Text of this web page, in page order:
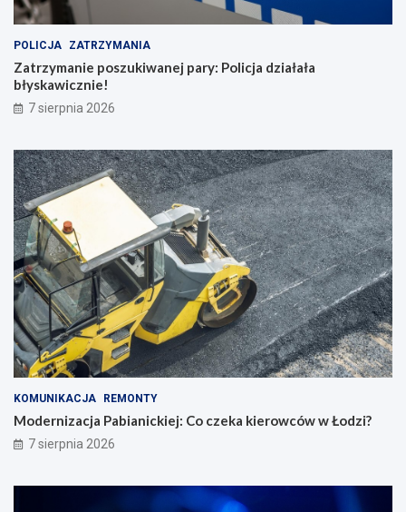
POLICJA ZATRZYMANIA
Zatrzymanie poszukiwanej pary: Policja działała
błyskawicznie!
7 sierpnia 2026
KOMUNIKACJA REMONTY
Modernizacja Pabianickiej: Co czeka kierowców w Łodzi?
7 sierpnia 2026